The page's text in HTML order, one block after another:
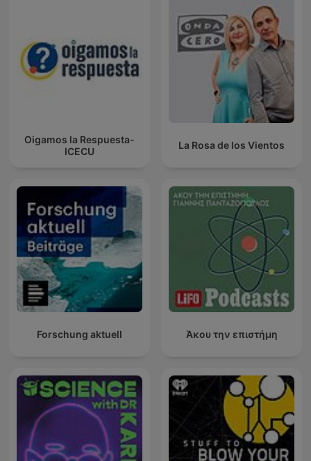
Oigamos la Respuesta-
ICECU
La Rosa de los Vientos
Forschung aktuell Άκου την επιστήμη